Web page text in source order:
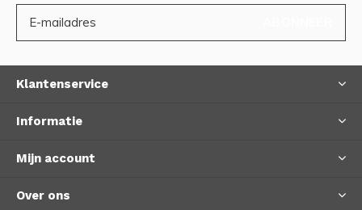
Klantenservice
Informatie
Mijn account
Over ons